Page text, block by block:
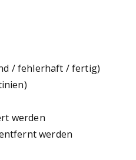
/ fehlerhaft / fertig)
werden
werden